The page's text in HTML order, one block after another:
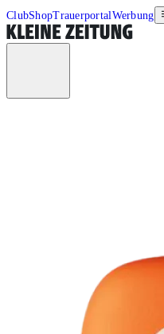
ClubShopTrauerportalWerbung